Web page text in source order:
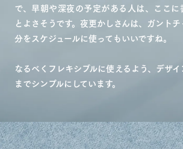
で、早朝や深夜の予定がある人は、ここに
とよさそうです。夜更かしさんは、ガント
分をスケジュールに使ってもいいですね。
なるべくフレキシブルに使えるよう、デザ
までシンプルにしています。